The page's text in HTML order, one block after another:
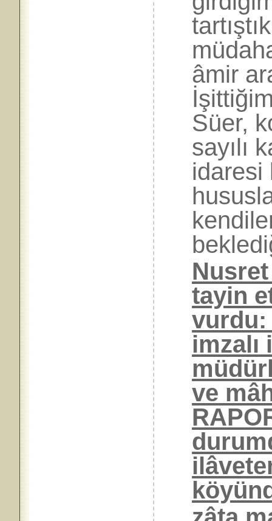
âmir
Süer,
sayılı
idaresi
Nusret
tayin
vurdu:
imzalı
ve